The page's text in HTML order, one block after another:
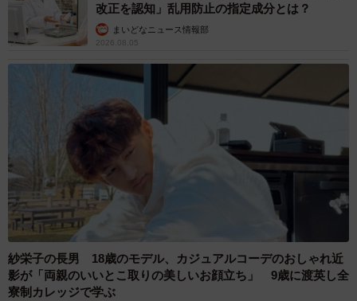
改正を認知」乱用防止の指定成分とは？
まいどなニュース情報部
2026.08.05
紗栄子の長男 18歳のモデル、カジュアルコーデのおしゃれ近
影が「両親のいいとこ取りの美しいお顔立ち」 9歳に渡英し全
寮制カレッジで学ぶ